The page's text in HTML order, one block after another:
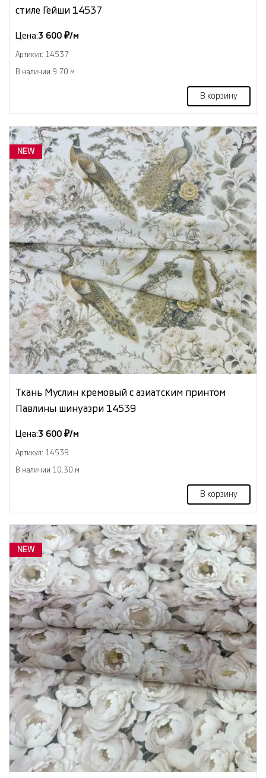
стиле Гейши 14537
Цена:3 600 ₽/м
Артикул: 14537
В наличии 9.70 м
В корзину
NEW
Ткань Муслин кремовый с азиатским принтом
Павлины шинуазри 14539
Цена:3 600 ₽/м
Артикул: 14539
В наличии 10.30 м
В корзину
NEW